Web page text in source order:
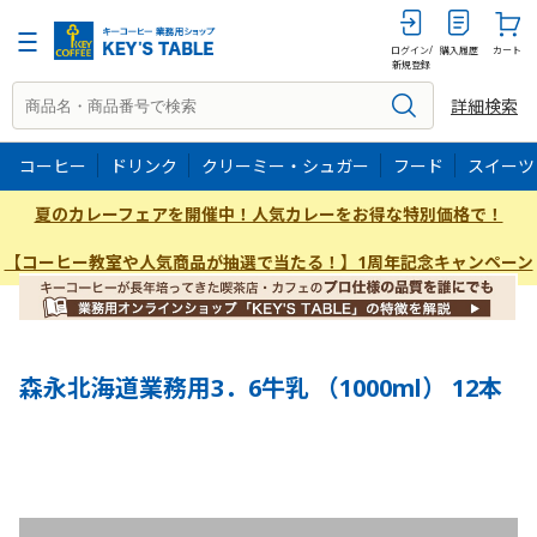
ログイン/
新規登録
購入履歴 カート
詳細検索
コーヒー ドリンク クリーミー・シュガー フード スイーツ
夏のカレーフェアを開催中！人気カレーをお得な特別価格で！
【コーヒー教室や人気商品が抽選で当たる！】1周年記念キャンペーン
森永北海道業務用3．6牛乳 （1000ml） 12本